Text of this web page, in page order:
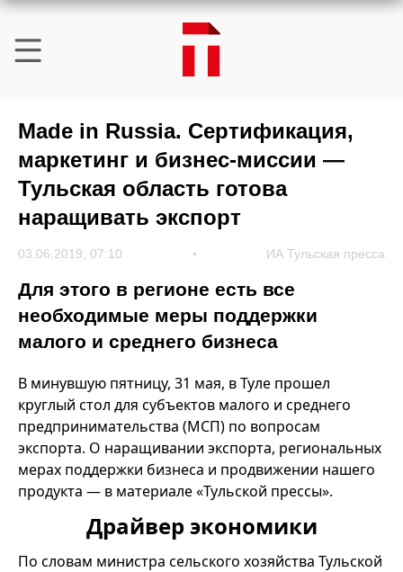
Made in Russia. Сертификация,
маркетинг и бизнес-миссии —
Тульская область готова
наращивать экспорт
03.06.2019, 07:10 ИА Тульская пресса
Для этого в регионе есть все
необходимые меры поддержки
малого и среднего бизнеса
В минувшую пятницу, 31 мая, в Туле прошел
круглый стол для субъектов малого и среднего
предпринимательства (МСП) по вопросам
экспорта. О наращивании экспорта, региональных
мерах поддержки бизнеса и продвижении нашего
продукта — в материале «Тульской прессы».
Драйвер экономики
По словам министра сельского хозяйства Тульской